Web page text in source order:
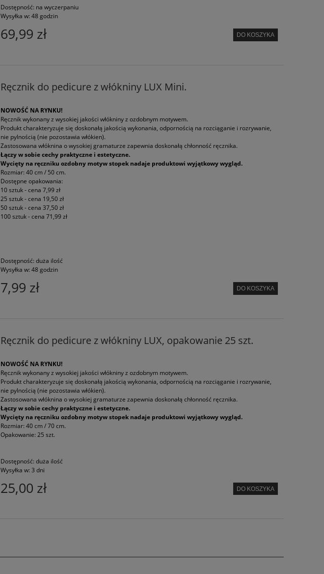
Dostępność: na wyczerpaniu
Wysyłka w: 48 godzin
69,99 zł DO KOSZYKA
Ręcznik do pedicure z włókniny LUX Mini.
NOWOŚĆ NA RYNKU!
Ręcznik wykonany z wysokiej jakości włókniny z ozdobnym motywem.
Produkt charakteryzuje się doskonałą jakością wykonania, odpornością na rozciąganie i rozrywanie,
nie pylnością (nie pozostawia włókien).
Zastosowana włóknina o wysokiej gramaturze zapewnia doskonałą chłonność ręcznika.
Łączy w sobie cechy praktyczne i estetyczne.
Wycięty na ręczniku ozdobny motyw stopek nadaje produktowi wyjątkowy wygląd.
Rozmiar: 40 cm / 50 cm.
Dostępne opakowania:
10 sztuk - cena 7,99 zł
25 sztuk - cena 19,50 zł
50 sztuk - cena 37,50 zł
100 sztuk - cena 71,99 zł
Dostępność: duża ilość
Wysyłka w: 48 godzin
7,99 zł DO KOSZYKA
Ręcznik do pedicure z włókniny LUX, opakowanie 25 szt.
NOWOŚĆ NA RYNKU!
Ręcznik wykonany z wysokiej jakości włókniny z ozdobnym motywem.
Produkt charakteryzuje się doskonałą jakością wykonania, odpornością na rozciąganie i rozrywanie,
nie pylnością (nie pozostawia włókien).
Zastosowana włóknina o wysokiej gramaturze zapewnia doskonałą chłonność ręcznika.
Łączy w sobie cechy praktyczne i estetyczne.
Wycięty na ręczniku ozdobny motyw stopek nadaje produktowi wyjątkowy wygląd.
Rozmiar: 40 cm / 70 cm.
Opakowanie: 25 szt.
Dostępność: duża ilość
Wysyłka w: 3 dni
25,00 zł DO KOSZYKA